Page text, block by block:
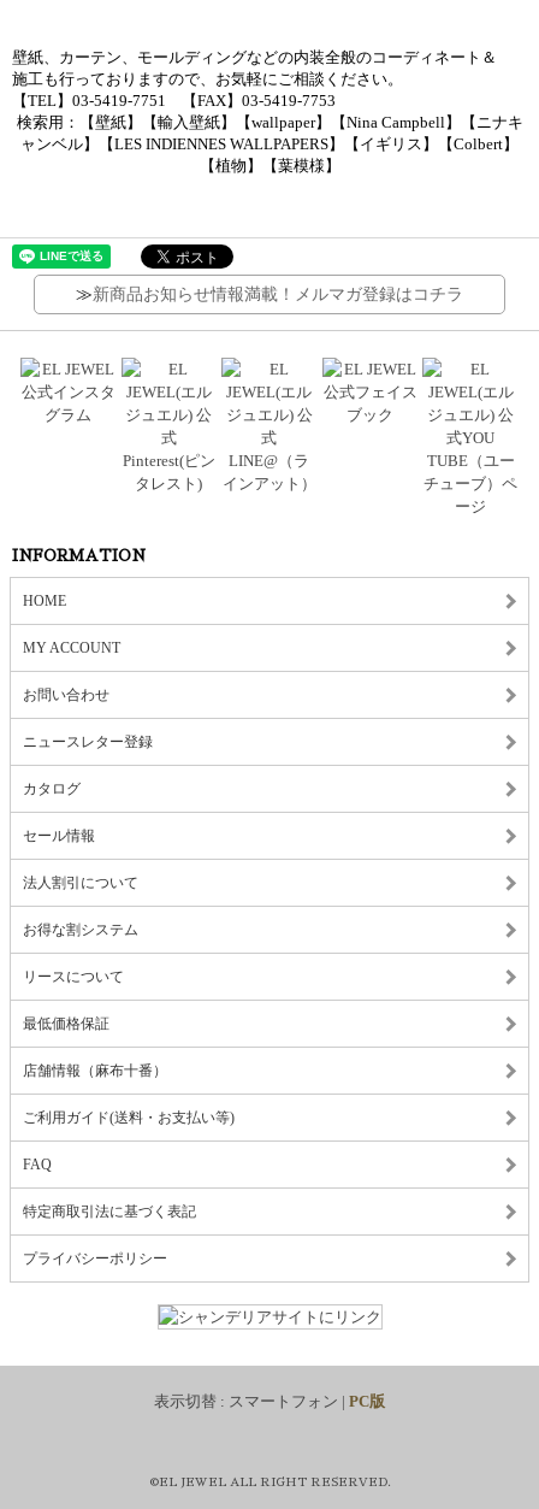
壁紙、カーテン、モールディングなどの内装全般のコーディネート＆
施工も行っておりますので、お気軽にご相談ください。
【TEL】03-5419-7751 【FAX】03-5419-7753
検索用：【壁紙】【輸入壁紙】【wallpaper】【Nina Campbell】【ニナキ
ャンベル】【LES INDIENNES WALLPAPERS】【イギリス】【Colbert】
【植物】【葉模様】
≫新商品お知らせ情報満載！メルマガ登録はコチラ
INFORMATION
HOME
MY ACCOUNT
お問い合わせ
ニュースレター登録
カタログ
セール情報
法人割引について
お得な割システム
リースについて
最低価格保証
店舗情報（麻布十番）
ご利用ガイド(送料・お支払い等)
FAQ
特定商取引法に基づく表記
プライバシーポリシー
表示切替 : スマートフォン | PC版
©EL JEWEL ALL RIGHT RESERVED.